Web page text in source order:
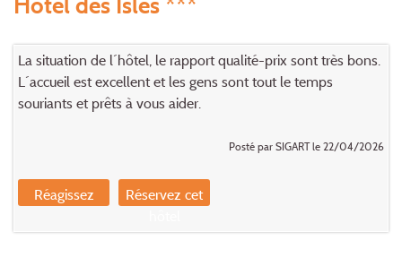
La situation de l´hôtel, le rapport qualité-prix sont très bons.
L´accueil est excellent et les gens sont tout le temps
souriants et prêts à vous aider.
Posté par SIGART le 22/04/2026
Réagissez
Réservez cet